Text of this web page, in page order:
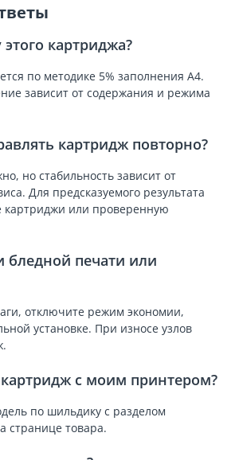
картриджа?
по методике 5% заполнения A4.
зависит от содержания и режима
картридж повторно?
но стабильность зависит от
Для предсказуемого результата
картриджи или проверенную
бледной печати или
отключите режим экономии,
установке. При износе узлов
с моим принтером?
по шильдику с разделом
странице товара.